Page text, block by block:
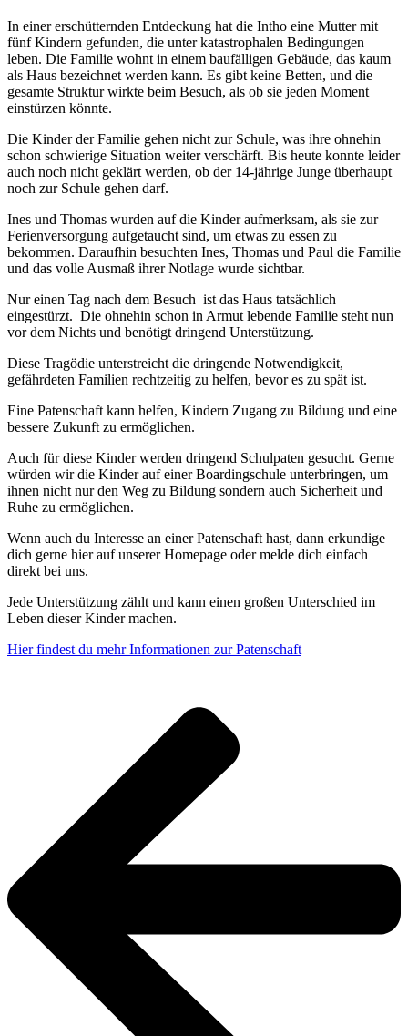
In einer erschütternden Entdeckung hat die Intho eine Mutter mit
fünf Kindern gefunden, die unter katastrophalen Bedingungen
leben. Die Familie wohnt in einem baufälligen Gebäude, das kaum
als Haus bezeichnet werden kann. Es gibt keine Betten, und die
gesamte Struktur wirkte beim Besuch, als ob sie jeden Moment
einstürzen könnte.
Die Kinder der Familie gehen nicht zur Schule, was ihre ohnehin
schon schwierige Situation weiter verschärft. Bis heute konnte leider
auch noch nicht geklärt werden, ob der 14-jährige Junge überhaupt
noch zur Schule gehen darf.
Ines und Thomas wurden auf die Kinder aufmerksam, als sie zur
Ferienversorgung aufgetaucht sind, um etwas zu essen zu
bekommen. Daraufhin besuchten Ines, Thomas und Paul die Familie
und das volle Ausmaß ihrer Notlage wurde sichtbar.
Nur einen Tag nach dem Besuch ist das Haus tatsächlich
eingestürzt. Die ohnehin schon in Armut lebende Familie steht nun
vor dem Nichts und benötigt dringend Unterstützung.
Diese Tragödie unterstreicht die dringende Notwendigkeit,
gefährdeten Familien rechtzeitig zu helfen, bevor es zu spät ist.
Eine Patenschaft kann helfen, Kindern Zugang zu Bildung und eine
bessere Zukunft zu ermöglichen.
Auch für diese Kinder werden dringend Schulpaten gesucht. Gerne
würden wir die Kinder auf einer Boardingschule unterbringen, um
ihnen nicht nur den Weg zu Bildung sondern auch Sicherheit und
Ruhe zu ermöglichen.
Wenn auch du Interesse an einer Patenschaft hast, dann erkundige
dich gerne hier auf unserer Homepage oder melde dich einfach
direkt bei uns.
Jede Unterstützung zählt und kann einen großen Unterschied im
Leben dieser Kinder machen.
Hier findest du mehr Informationen zur Patenschaft